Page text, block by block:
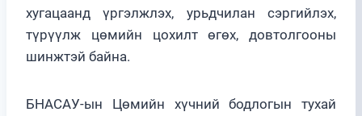
хугацаанд үргэлжлэх, урьдчилан сэргийлэх,
түрүүлж цөмийн цохилт өгөх, довтолгооны
шинжтэй байна.
БНАСАУ-ын Цөмийн хүчний бодлогын тухай